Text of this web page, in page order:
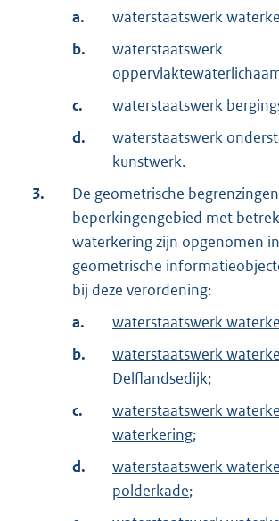
a.
waterstaatswerk
b.
waterstaatswerk
c.
waterstaatswerk
d.
waterstaatswerk
kunstwerk.
3.
De geometrische
beperkingengebied met
waterkering zijn opgenomen
geometrische
bij deze verordening:
a.
waterstaatswerk
b.
waterstaatswerk
Delflandsedijk;
c.
waterstaatswerk
waterkering;
d.
waterstaatswerk
polderkade;